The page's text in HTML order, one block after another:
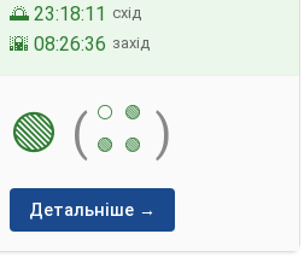
🌅 23:18:11 схід
🌇 08:26:36 захід
🟢 ( ⚪
🟢
🟢
🟢 )
Детальніше →